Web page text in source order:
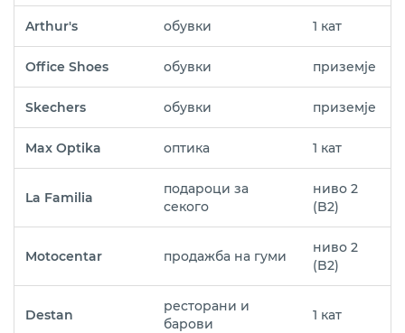
Arthur's обувки 1 кат
Office Shoes обувки приземје
Skechers обувки приземје
Max Optika оптика 1 кат
La Familia
подароци за
секого
ниво 2
(B2)
Motocentar продажба на гуми
ниво 2
(B2)
Destan
ресторани и
барови
1 кат